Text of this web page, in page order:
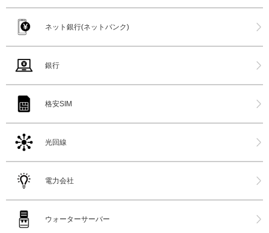
ネット銀行(ネットバンク)
銀行
格安SIM
光回線
電力会社
ウォーターサーバー